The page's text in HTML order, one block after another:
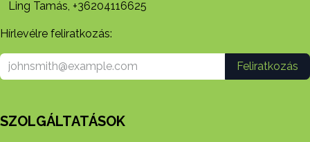
Ling Tamás, +36204116625
Hírlevélre feliratkozás:
Feliratkozás
SZOLGÁLTATÁSOK